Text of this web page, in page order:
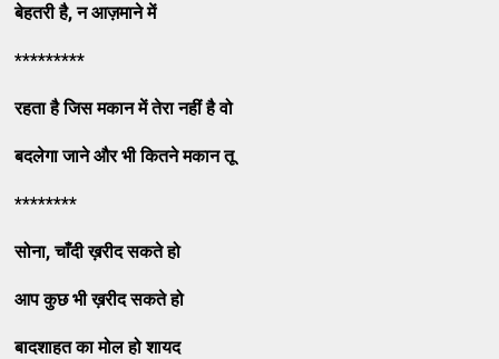
बेहतरी है,न आज़माने में
*********
रहता है जिस मकान में तेरा नहीं है वो
बदलेगा जाने और भी कितने मकान तू
********
सोना,चाँदी ख़रीद सकते हो
आप कुछ भी ख़रीद सकते हो
बादशाहत का मोल हो शायद